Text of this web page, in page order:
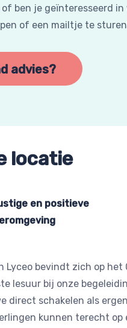
of ben je geïnteresseerd
of een mailtje te
advies?
locatie
en positieve
Lyceo bevindt zich op het
lesuur bij onze
direct schakelen als
kunnen terecht